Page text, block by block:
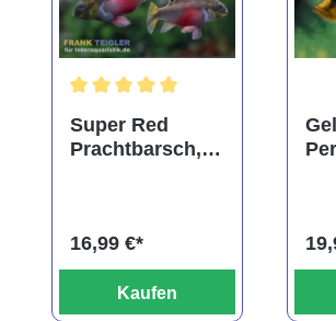
Durchschnittliche Bewertung von
Super Red
Prachtbarsch,
16,99 €*
Kaufen